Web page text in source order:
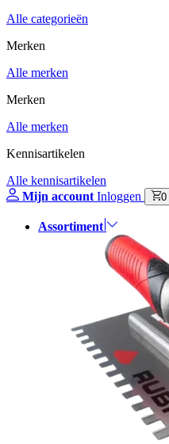
Alle categorieën
Merken
Alle merken
Merken
Alle merken
Kennisartikelen
Alle kennisartikelen
Mijn account Inloggen 0
Assortiment